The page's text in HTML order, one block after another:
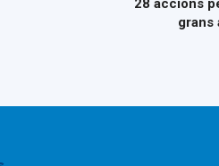
28 accions
grans